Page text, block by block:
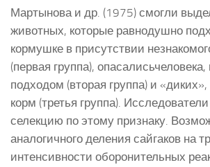
Мартынова и др. (1975) смогли
животных, которые равнодушно
кормушке в присутствии
(первая группа),
подходом (вторая группа) и
корм (третья группа).
селекцию по этому признаку.
аналогичного деления сайгаков на
интенсивности оборонительных